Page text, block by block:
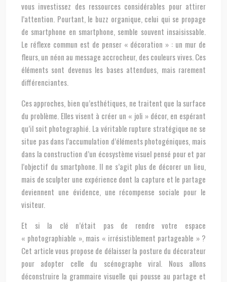
vous investissez des ressources considérables pour attirer
l’attention. Pourtant, le buzz organique, celui qui se propage
de smartphone en smartphone, semble souvent insaisissable.
Le réflexe commun est de penser « décoration » : un mur de
fleurs, un néon au message accrocheur, des couleurs vives. Ces
éléments sont devenus les bases attendues, mais rarement
différenciantes.
Ces approches, bien qu’esthétiques, ne traitent que la surface
du problème. Elles visent à créer un « joli » décor, en espérant
qu’il soit photographié. La véritable rupture stratégique ne se
situe pas dans l’accumulation d’éléments photogéniques, mais
dans la construction d’un écosystème visuel pensé pour et par
l’objectif du smartphone. Il ne s’agit plus de décorer un lieu,
mais de sculpter une expérience dont la capture et le partage
deviennent une évidence, une récompense sociale pour le
visiteur.
Et si la clé n’était pas de rendre votre espace
« photographiable », mais « irrésistiblement partageable » ?
Cet article vous propose de délaisser la posture du décorateur
pour adopter celle du scénographe viral. Nous allons
déconstruire la grammaire visuelle qui pousse au partage et